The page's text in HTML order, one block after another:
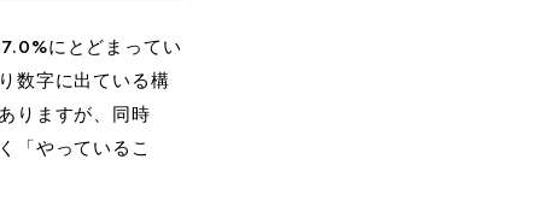
にとどまってい
数字に出ている構
りますが、同時
「やっているこ